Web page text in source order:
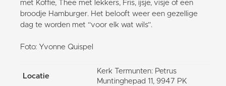
met Koffie, Thee met lekkers, Fris, ijsje, visje of een
broodje Hamburger. Het belooft weer een gezellige
dag te worden met “voor elk wat wils”.
Foto: Yvonne Quispel
Locatie
Kerk Termunten: Petrus
Muntinghepad 11, 9947 PK